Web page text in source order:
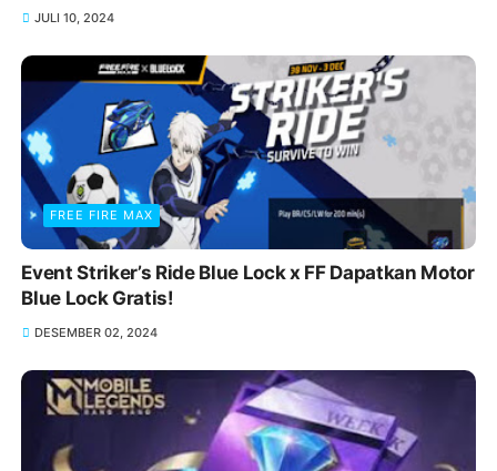
JULI 10, 2024
FREE FIRE MAX
Event Striker’s Ride Blue Lock x FF Dapatkan Motor
Blue Lock Gratis!
DESEMBER 02, 2024